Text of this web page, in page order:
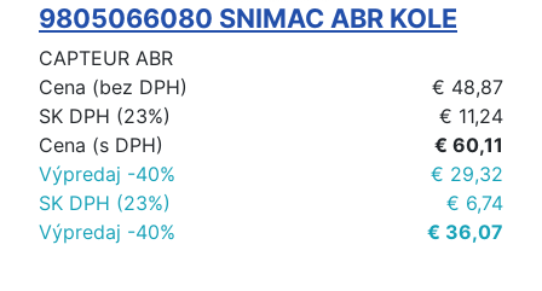
9805066080 SNIMAC ABR KOLE
CAPTEUR ABR
Cena (bez DPH)
€ 48,87
SK DPH (23%)
€ 11,24
Cena (s DPH)
€ 60,11
Výpredaj -40%
€ 29,32
SK DPH (23%)
€ 6,74
Výpredaj -40%
€ 36,07